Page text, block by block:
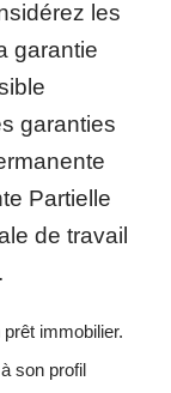
les
garantie
garanties
Partielle
de travail
immobilier.
son profil